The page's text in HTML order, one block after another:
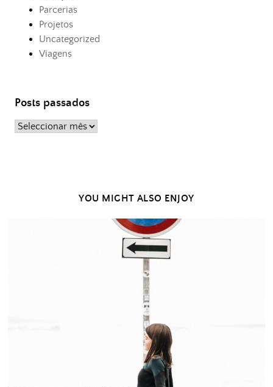
Parcerias
Projetos
Uncategorized
Viagens
Posts passados
Posts
YOU MIGHT ALSO ENJOY